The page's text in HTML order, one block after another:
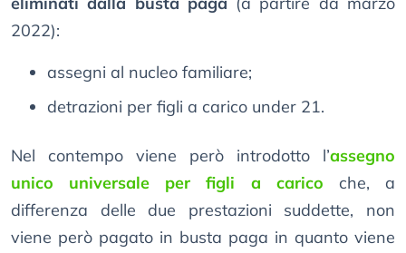
2022):
assegni al nucleo familiare;
detrazioni per figli a carico under 21.
Nel contempo viene però introdotto l’assegno
unico universale per figli a carico che, a
differenza delle due prestazioni suddette, non
viene però pagato in busta paga in quanto viene